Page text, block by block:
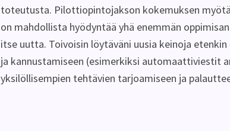
toteutusta. Pilottiopintojakson kokemuksen
on mahdollista hyödyntää yhä enemmän
itse uutta. Toivoisin löytäväni uusia keinoja
ja kannustamiseen (esimerkiksi automaattiviestit
yksilöllisempien tehtävien tarjoamiseen ja